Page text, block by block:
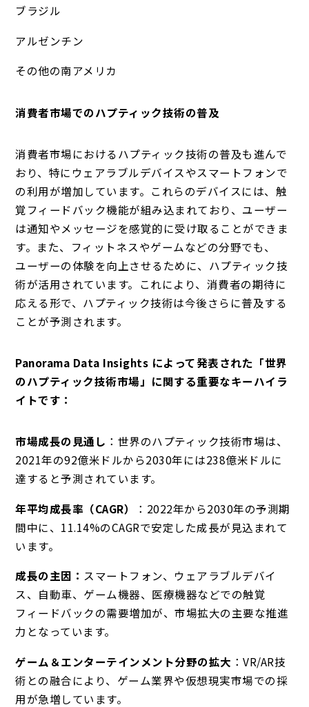
ブラジル
アルゼンチン
その他の南アメリカ
消費者市場でのハプティック技術の普及
消費者市場におけるハプティック技術の普及も進んで
おり、特にウェアラブルデバイスやスマートフォンで
の利用が増加しています。これらのデバイスには、触
覚フィードバック機能が組み込まれており、ユーザー
は通知やメッセージを感覚的に受け取ることができま
す。また、フィットネスやゲームなどの分野でも、
ユーザーの体験を向上させるために、ハプティック技
術が活用されています。これにより、消費者の期待に
応える形で、ハプティック技術は今後さらに普及する
ことが予測されます。
Panorama Data Insights によって発表された「世界
のハプティック技術市場」に関する重要なキーハイラ
イトです：
市場成長の見通し ：世界のハプティック技術市場は、
2021年の92億米ドルから2030年には238億米ドルに
達すると予測されています。
年平均成長率（CAGR）
：2022年から2030年の予測期
間中に、11.14%のCAGRで安定した成長が見込まれて
います。
成長の主因： スマートフォン、ウェアラブルデバイ
ス、自動車、ゲーム機器、医療機器などでの触覚
フィードバックの需要増加が、市場拡大の主要な推進
力となっています。
ゲーム＆エンターテインメント分野の拡大 ：VR/AR技
術との融合により、ゲーム業界や仮想現実市場での採
用が急増しています。